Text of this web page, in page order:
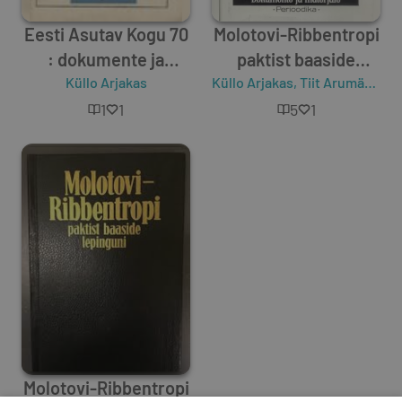
Eesti Asutav Kogu 70
: dokumente ja
materjale/ Eesti
Muinsuskaitse Selts
Küllo Arjakas
1 1
Molotovi-Ribbentropi
paktist baaside
lepinguni
Küllo Arjakas, Tiit Arumäe ,
5 1
Molotovi-Ribbentropi